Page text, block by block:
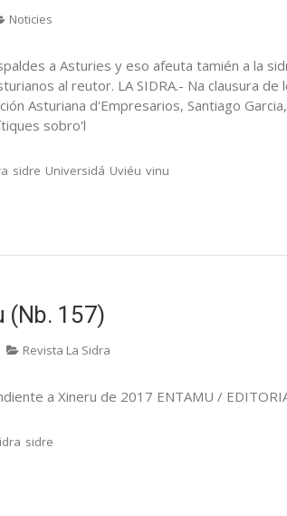
Noticies
a Asturies y eso afeuta tamién a la
al reutor. LA SIDRA.- Na clausura de
Asturiana d'Empresarios, Santiago
sobro'l
sidre Universidá Uviéu vinu
(Nb. 157)
Revista La Sidra
a Xineru de 2017 ENTAMU /
sidre